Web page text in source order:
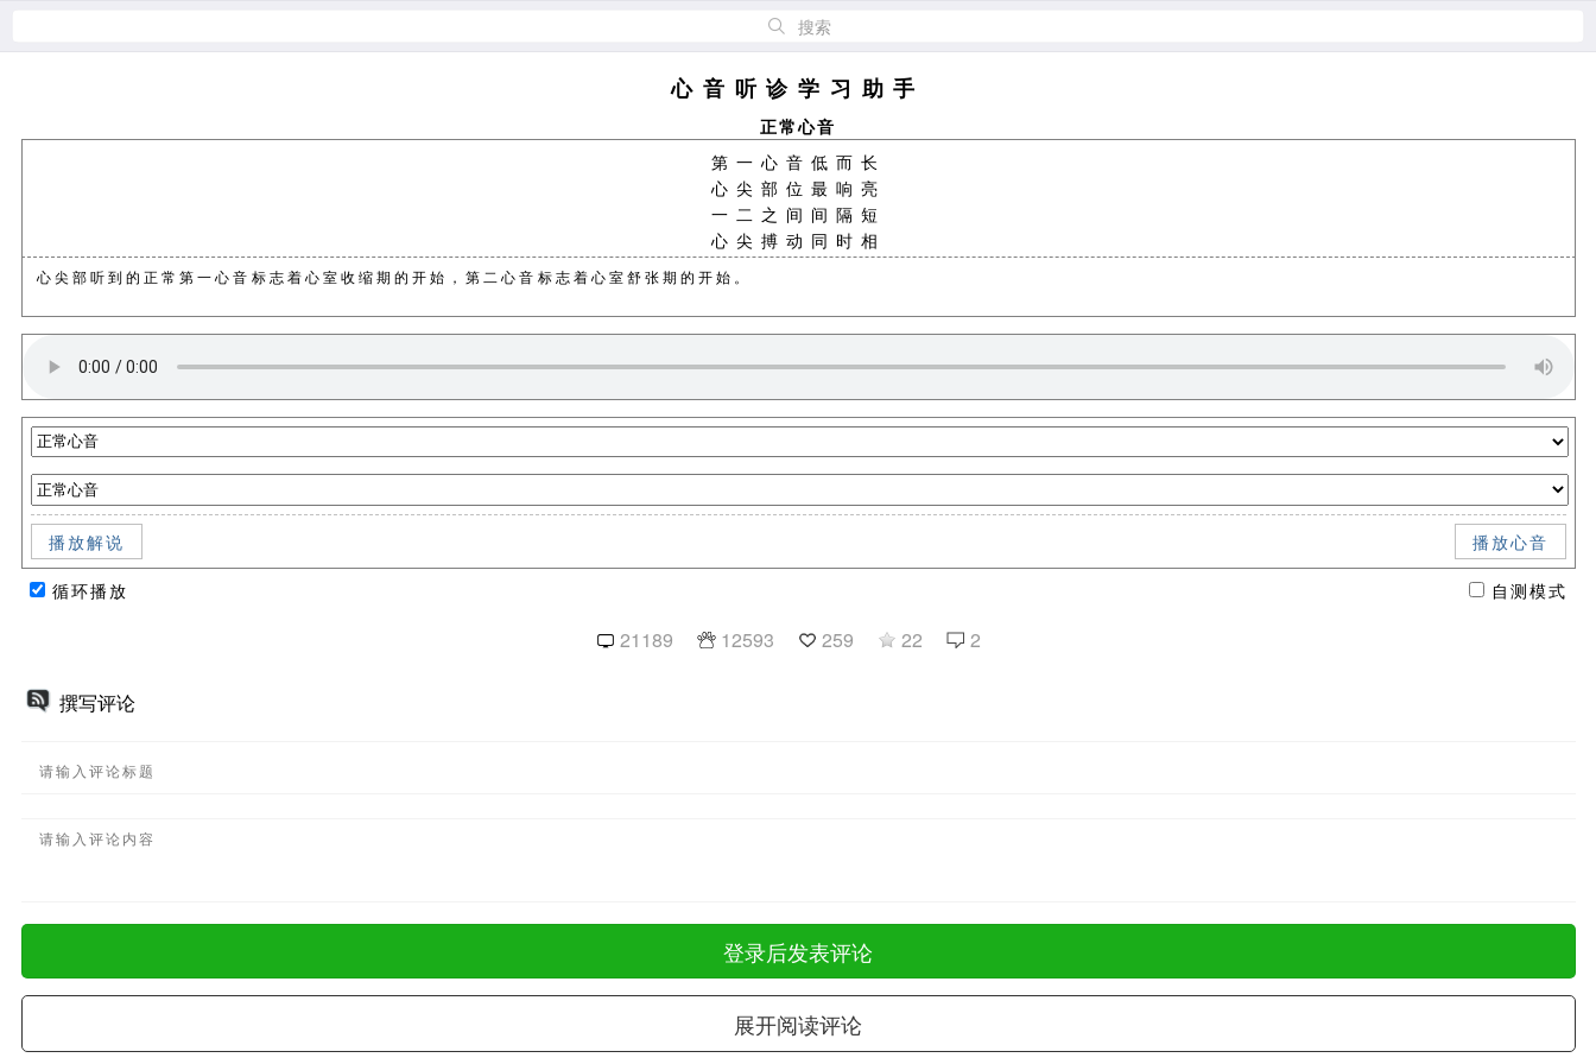
搜索
心音听诊学习助手
正常心音
第一心音低而长
心尖部位最响亮
一二之间间隔短
心尖搏动同时相
第二心音高而短
心底部位最响亮
二一之间间隔长
心尖部听到的正常第一心音标志着心室收缩期的开始，第二心音标志着心室舒张期的开始。
播放解说 播放心音
循环播放 自测模式
21189 12593 259 22 2
撰写评论
登录后发表评论
展开阅读评论